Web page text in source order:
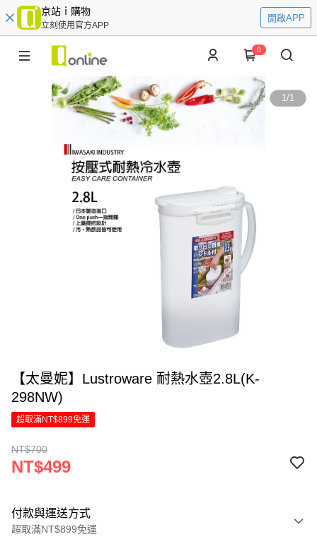
京站ｉ購物
立刻使用官方APP
開啟APP
0
1/1
【太曼妮】Lustroware 耐熱水壺2.8L(K-
298NW)
超取滿NT$899免運
NT$700
NT$499
付款與運送方式
超取滿NT$899免運